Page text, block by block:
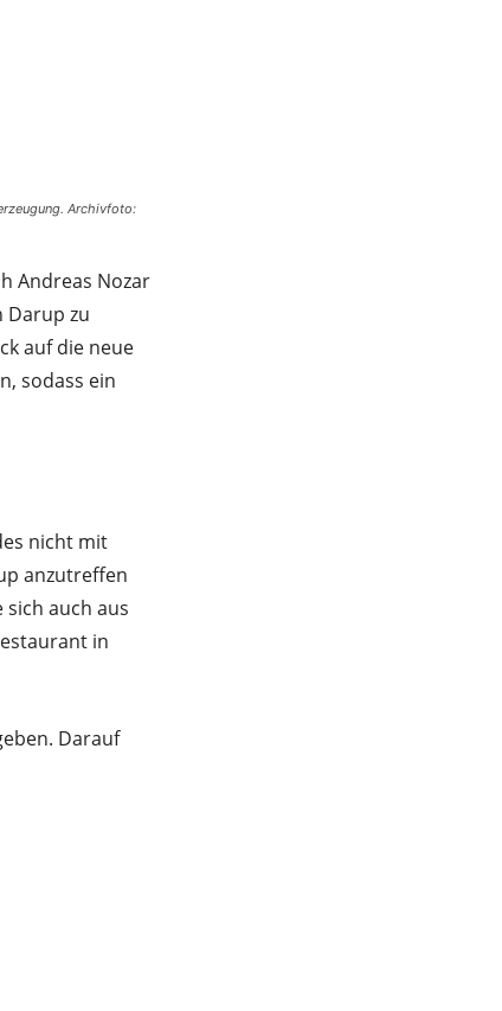
Archivfoto:
Andreas Nozar
Darup zu
auf die neue
sodass ein
nicht mit
anzutreffen
sich auch aus
in
Darauf